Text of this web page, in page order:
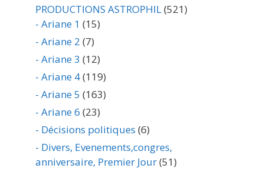
PRODUCTIONS ASTROPHIL(521)
- Ariane 1 (15)
- Ariane 2 (7)
- Ariane 3 (12)
- Ariane 4(119)
- Ariane 5 (163)
- Ariane 6 (23)
- Décisions politiques (6)
- Divers, Evenements,congres,
anniversaire, Premier Jour(51)